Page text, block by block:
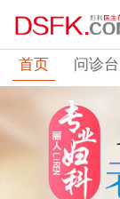
首页 问诊台